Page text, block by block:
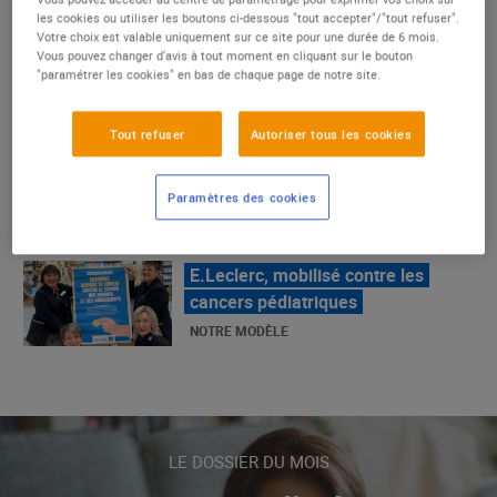
un succès
NOTRE MODÈLE
E.Leclerc, mobilisé contre les
cancers pédiatriques
LE MOUVEMENT E.LECLERC ET
SES COMBATS
NOTRE MODÈLE
« Repérage » - La nouvelle revue de
tendances de Marque Repère
ALIMENTATION DE QUALITÉ
LE DOSSIER DU MOIS
les cookies ou utiliser les boutons ci-dessous "tout accepter"/"tout refuser".
Votre choix est valable uniquement sur ce site pour une durée de 6 mois.
Vous pouvez changer d'avis à tout moment en cliquant sur le bouton
"paramétrer les cookies" en bas de chaque page de notre site.
Tout refuser Autoriser tous les cookies
Paramètres des cookies